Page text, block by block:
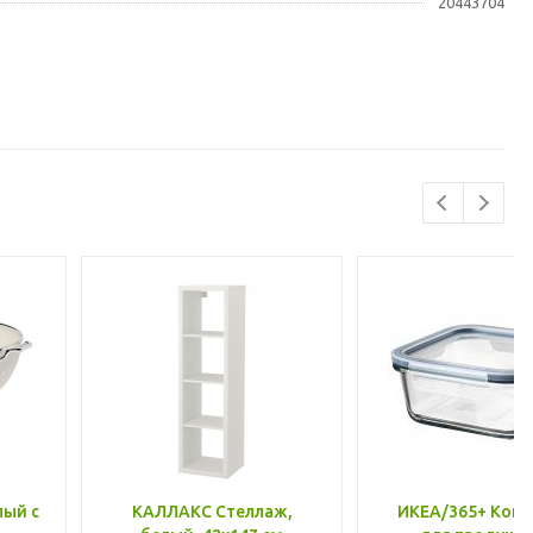
с
КАЛЛАКС Стеллаж,
ИКЕА/365+